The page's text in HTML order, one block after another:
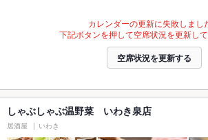
カレンダーの更新に失敗しまし
下記ボタンを押して空席状況を更新して
空席状況を更新する
しゃぶしゃぶ温野菜 いわき泉店
居酒屋 いわき